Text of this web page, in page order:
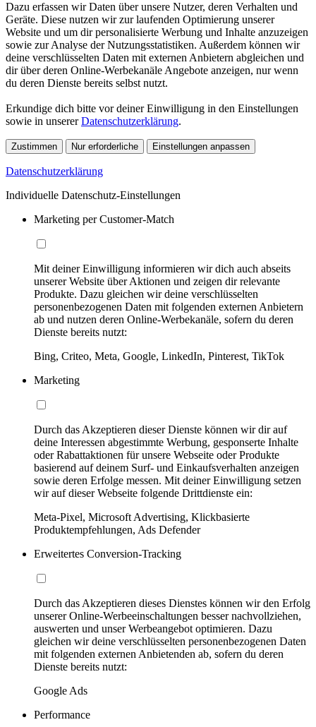
Dazu erfassen wir Daten über unsere Nutzer, deren Verhalten und
Geräte. Diese nutzen wir zur laufenden Optimierung unserer
Website und um dir personalisierte Werbung und Inhalte anzuzeigen
sowie zur Analyse der Nutzungsstatistiken. Außerdem können wir
deine verschlüsselten Daten mit externen Anbietern abgleichen und
dir über deren Online-Werbekanäle Angebote anzeigen, nur wenn
du deren Dienste bereits selbst nutzt.
Erkundige dich bitte vor deiner Einwilligung in den Einstellungen
sowie in unsererDatenschutzerklärung.
Zustimmen Nur erforderliche Einstellungen anpassen
Datenschutzerklärung
Individuelle Datenschutz-Einstellungen
Marketing per Customer-Match
Mit deiner Einwilligung informieren wir dich auch abseits
unserer Website über Aktionen und zeigen dir relevante
Produkte. Dazu gleichen wir deine verschlüsselten
personenbezogenen Daten mit folgenden externen Anbietern
ab und nutzen deren Online-Werbekanäle, sofern du deren
Dienste bereits nutzt:
Bing, Criteo, Meta, Google, LinkedIn, Pinterest, TikTok
Marketing
Durch das Akzeptieren dieser Dienste können wir dir auf
deine Interessen abgestimmte Werbung, gesponserte Inhalte
oder Rabattaktionen für unsere Webseite oder Produkte
basierend auf deinem Surf- und Einkaufsverhalten anzeigen
sowie deren Erfolge messen. Mit deiner Einwilligung setzen
wir auf dieser Webseite folgende Drittdienste ein:
Meta-Pixel, Microsoft Advertising, Klickbasierte
Produktempfehlungen, Ads Defender
Erweitertes Conversion-Tracking
Durch das Akzeptieren dieses Dienstes können wir den Erfolg
unserer Online-Werbeeinschaltungen besser nachvollziehen,
auswerten und unser Werbeangebot optimieren. Dazu
gleichen wir deine verschlüsselten personenbezogenen Daten
mit folgenden externen Anbietenden ab, sofern du deren
Dienste bereits nutzt:
Google Ads
Performance